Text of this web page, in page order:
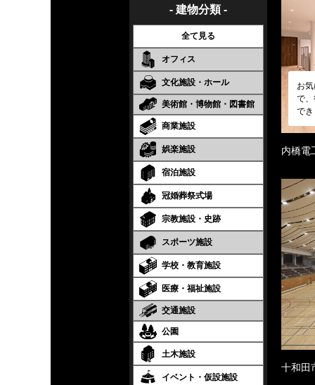
- 建物分類 -
全て見る
オフィス
文化施設・ホール
美術館・博物館・図書館
商業施設
娯楽施設
宿泊施設
冠婚葬祭式場
宗教施設・史跡
スポーツ施設
学校・教育施設
医療・福祉施設
交通施設
公園
土木施設
イベント・仮設施設
お
で
で
内橋電
十和田